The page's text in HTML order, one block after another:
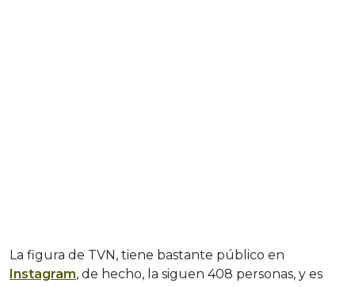
La figura de TVN, tiene bastante público en
Instagram, de hecho, la siguen 408 personas, y es